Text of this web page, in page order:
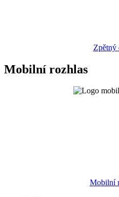
Zpětný
Mobilní rozhlas
Mobilní